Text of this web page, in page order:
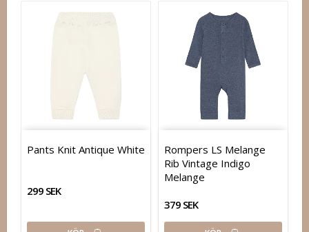
Pants Knit Antique White
299 SEK
Rompers LS Melange
Rib Vintage Indigo
Melange
379 SEK